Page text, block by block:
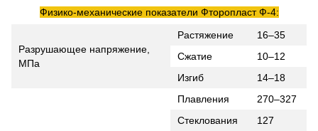
Физико-механические показатели Фторопласт Ф-4:
Разрушающее напряжение,
МПа
Растяжение
16–35
Сжатие
10–12
Изгиб
14–18
Плавления
270–327
Стеклования
127